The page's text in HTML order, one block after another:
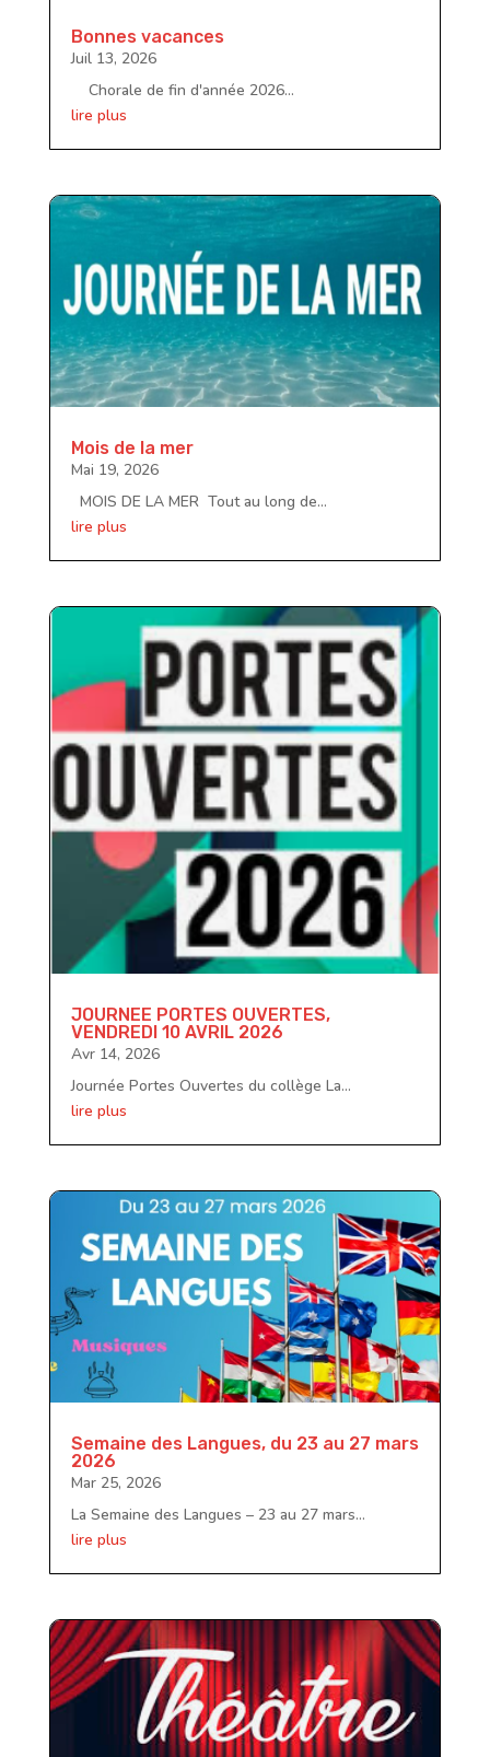
Bonnes vacances
Juil 13, 2026
Chorale de fin d'année 2026...
lire plus
Mois de la mer
Mai 19, 2026
MOIS DE LA MER Tout au long de...
lire plus
JOURNEE PORTES OUVERTES,
VENDREDI 10 AVRIL 2026
Avr 14, 2026
Journée Portes Ouvertes du collège La...
lire plus
Semaine des Langues, du 23 au 27 mars
2026
Mar 25, 2026
La Semaine des Langues – 23 au 27 mars...
lire plus